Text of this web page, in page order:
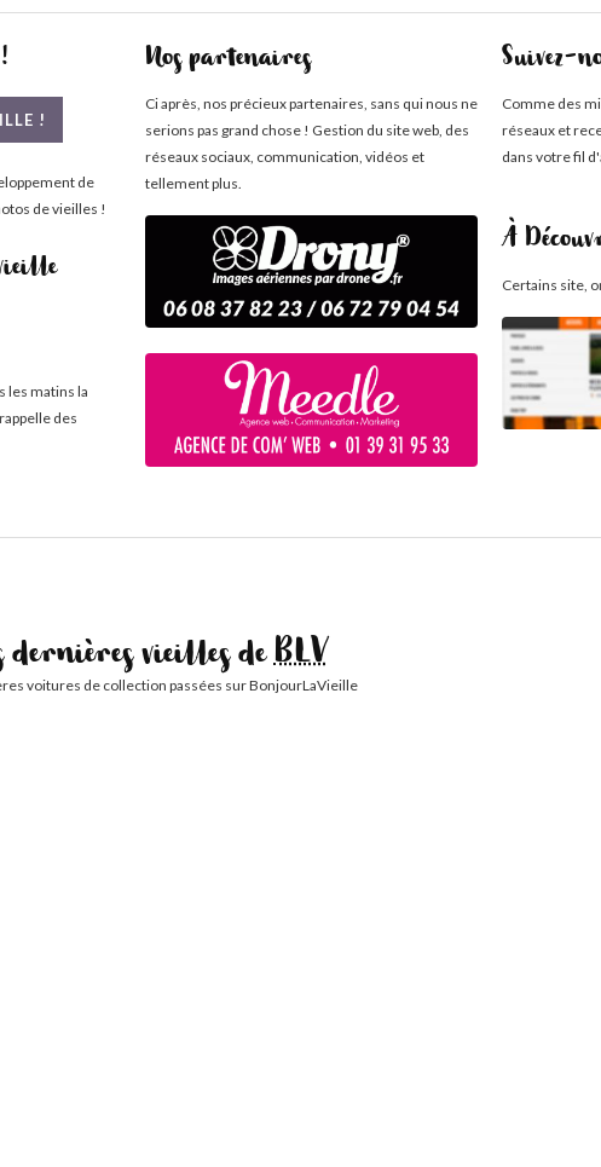
!
de
de vieilles !
les matins la
des
Nos partenaires
Ci après, nos précieux partenaires, sans qui nous ne
serions pas grand chose ! Gestion du site web, des
réseaux sociaux, communication, vidéos et
tellement plus.
Suivez-
Comme des
réseaux et
dans votre fil
À
Certains site,
dernières vieilles deBLV
voitures de collection passées sur BonjourLaVieille